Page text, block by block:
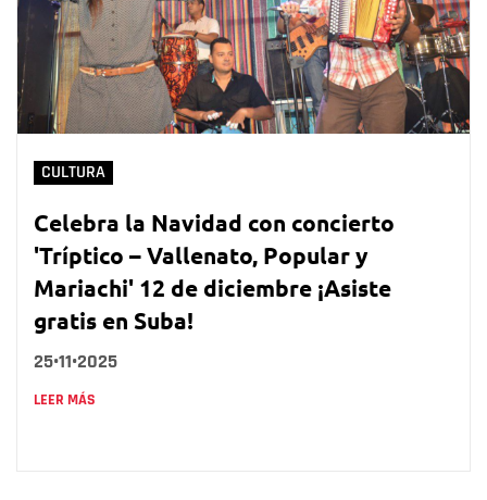
CULTURA
Celebra la Navidad con concierto
'Tríptico – Vallenato, Popular y
Mariachi' 12 de diciembre ¡Asiste
gratis en Suba!
25•11•2025
LEER MÁS